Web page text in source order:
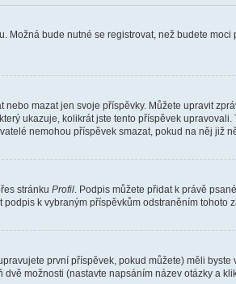
bude nutné se registrovat, než budete
mazat jen svoje příspěvky. Můžete upravit
ukazuje, kolikrát jste tento příspěvek
nemohou příspěvek smazat, pokud na něj již
stránku Profil . Podpis můžete přidat k právě
k vybraným příspěvkům odstraněním tohoto
první příspěvek, pokud můžete) měli byste
možnosti (nastavte napsáním název otázky a